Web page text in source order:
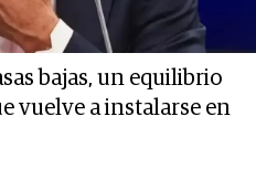
bajas, un equilibrio
vuelve a instalarse en